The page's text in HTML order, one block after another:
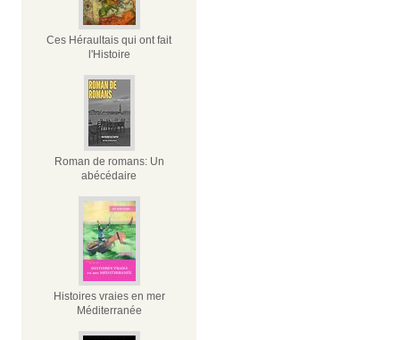
Ces Héraultais qui ont fait
l'Histoire
Roman de romans: Un
abécédaire
Histoires vraies en mer
Méditerranée